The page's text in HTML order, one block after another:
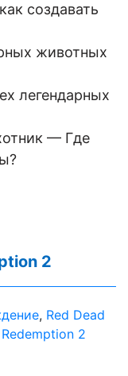
создавать
животных
легендарных
— Где
2
, Red Dead
2